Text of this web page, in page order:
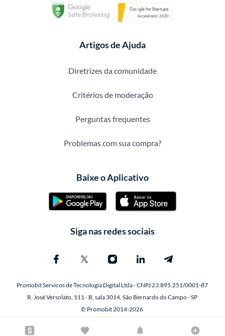
Artigos de Ajuda
Diretrizes da comunidade
Critérios de moderação
Perguntas frequentes
Problemas com sua compra?
Baixe o Aplicativo
Siga nas redes sociais
Promobit Servicos de Tecnologia Digital Ltda - CNPJ 23.895.251/0001-87
R. José Versolato, 111 - B, sala 3014, São Bernardo do Campo - SP
© Promobit 2014-2026